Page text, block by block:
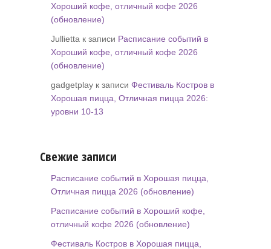
Хороший кофе, отличный кофе 2026
(обновление)
Jullietta к записи Расписание событий в
Хороший кофе, отличный кофе 2026
(обновление)
gadgetplay к записи Фестиваль Костров в
Хорошая пицца, Отличная пицца 2026:
уровни 10-13
Свежие записи
Расписание событий в Хорошая пицца,
Отличная пицца 2026 (обновление)
Расписание событий в Хороший кофе,
отличный кофе 2026 (обновление)
Фестиваль Костров в Хорошая пицца,